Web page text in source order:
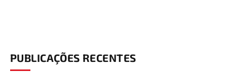
PUBLICAÇÕES RECENTES